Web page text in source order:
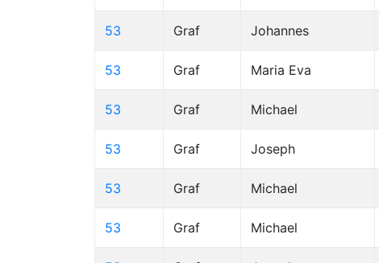
53 Graf Johannes
53 Graf Maria Eva
53 Graf Michael
53 Graf Joseph
53 Graf Michael
53 Graf Michael